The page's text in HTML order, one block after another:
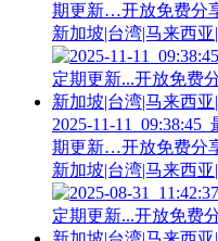
期更新…开放免费分
新加坡|台湾|马来西
2025-11-
期更新…开放免费分
新加坡|台湾|马来西